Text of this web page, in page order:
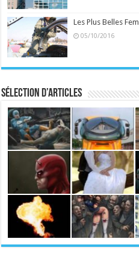
Les Plus Belles
05/10/2016
Sélection d’articles